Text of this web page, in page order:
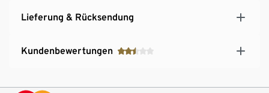
Lieferung & Rücksendung
Kundenbewertungen